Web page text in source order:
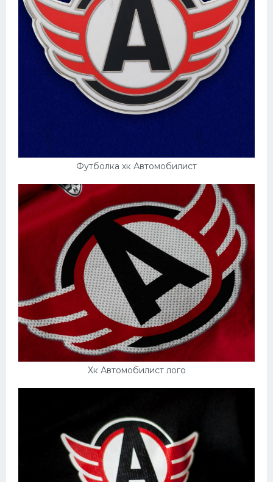
Футболка хк Автомобилист
Хк Автомобилист лого